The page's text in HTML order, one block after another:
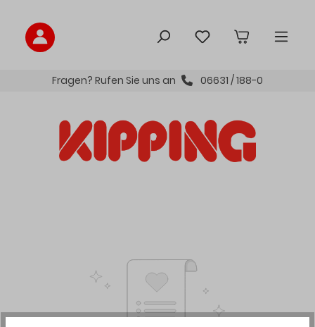
Fragen? Rufen Sie uns an 06631 / 188-0